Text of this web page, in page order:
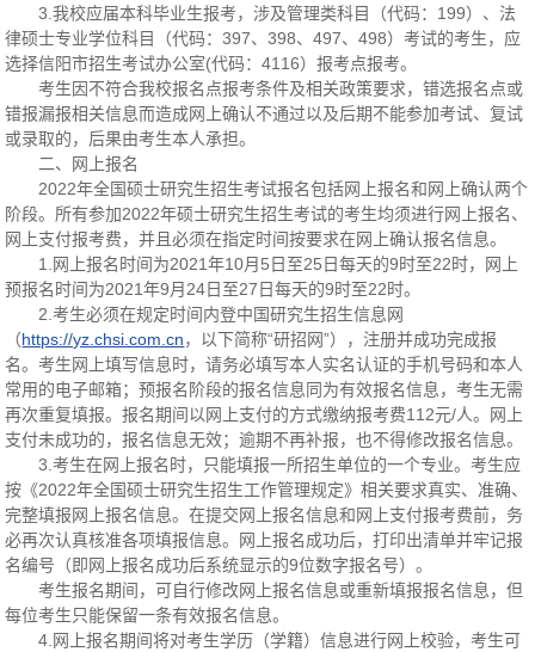
3.我校应届本科毕业生报考，涉及管理类科目（代码：199）、法
律硕士专业学位科目（代码：397、398、497、498）考试的考生，应
选择信阳市招生考试办公室(代码：4116）报考点报考。
考生因不符合我校报名点报考条件及相关政策要求，错选报名点或
错报漏报相关信息而造成网上确认不通过以及后期不能参加考试、复试
或录取的，后果由考生本人承担。
二、网上报名
2022年全国硕士研究生招生考试报名包括网上报名和网上确认两个
阶段。所有参加2022年硕士研究生招生考试的考生均须进行网上报名、
网上支付报考费，并且必须在指定时间按要求在网上确认报名信息。
1.网上报名时间为2021年10月5日至25日每天的9时至22时，网上
预报名时间为2021年9月24日至27日每天的9时至22时。
2.考生必须在规定时间内登中国研究生招生信息网
（https://yz.chsi.com.cn，以下简称“研招网”），注册并成功完成报
名。考生网上填写信息时，请务必填写本人实名认证的手机号码和本人
常用的电子邮箱；预报名阶段的报名信息同为有效报名信息，考生无需
再次重复填报。报名期间以网上支付的方式缴纳报考费112元/人。网上
支付未成功的，报名信息无效；逾期不再补报，也不得修改报名信息。
3.考生在网上报名时，只能填报一所招生单位的一个专业。考生应
按《2022年全国硕士研究生招生工作管理规定》相关要求真实、准确、
完整填报网上报名信息。在提交网上报名信息和网上支付报考费前，务
必再次认真核准各项填报信息。网上报名成功后，打印出清单并牢记报
名编号（即网上报名成功后系统显示的9位数字报名号）。
考生报名期间，可自行修改网上报名信息或重新填报报名信息，但
每位考生只能保留一条有效报名信息。
4.网上报名期间将对考生学历（学籍）信息进行网上校验，考生可